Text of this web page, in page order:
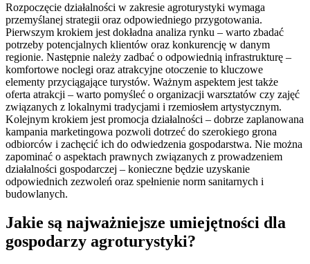
Rozpoczęcie działalności w zakresie agroturystyki wymaga
przemyślanej strategii oraz odpowiedniego przygotowania.
Pierwszym krokiem jest dokładna analiza rynku – warto zbadać
potrzeby potencjalnych klientów oraz konkurencję w danym
regionie. Następnie należy zadbać o odpowiednią infrastrukturę –
komfortowe noclegi oraz atrakcyjne otoczenie to kluczowe
elementy przyciągające turystów. Ważnym aspektem jest także
oferta atrakcji – warto pomyśleć o organizacji warsztatów czy zajęć
związanych z lokalnymi tradycjami i rzemiosłem artystycznym.
Kolejnym krokiem jest promocja działalności – dobrze zaplanowana
kampania marketingowa pozwoli dotrzeć do szerokiego grona
odbiorców i zachęcić ich do odwiedzenia gospodarstwa. Nie można
zapominać o aspektach prawnych związanych z prowadzeniem
działalności gospodarczej – konieczne będzie uzyskanie
odpowiednich zezwoleń oraz spełnienie norm sanitarnych i
budowlanych.
Jakie są najważniejsze umiejętności dla
gospodarzy agroturystyki?